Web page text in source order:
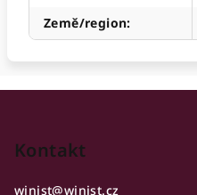
Země/region:
Kontakt
winist@winist.cz